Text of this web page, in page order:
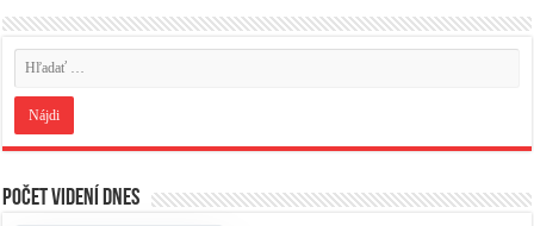
Počet videní dnes